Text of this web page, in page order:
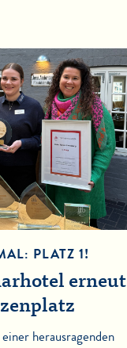
PLATZ 1!
erneut
herausragenden